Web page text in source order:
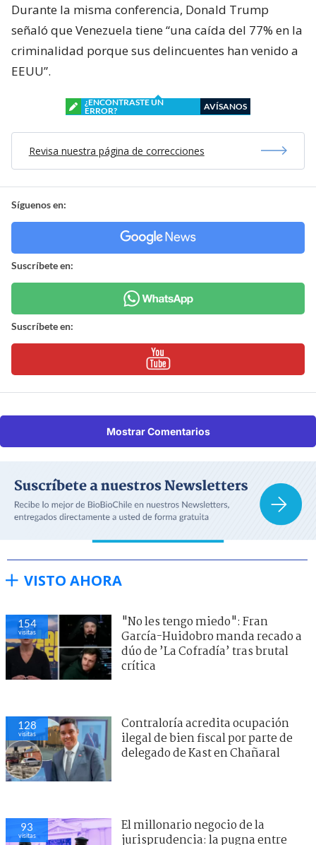
Durante la misma conferencia, Donald Trump
señaló que Venezuela tiene “una caída del 77% en la
criminalidad porque sus delincuentes han venido a
EEUU”.
¿ENCONTRASTE UN
ERROR?
AVÍSANOS
Revisa nuestra página de correcciones
Síguenos en:
Suscríbete en:
Suscríbete en:
Mostrar Comentarios
VISTO AHORA
154
visitas
"No les tengo miedo": Fran
García-Huidobro manda recado a
dúo de ’La Cofradía’ tras brutal
crítica
128
visitas
Contraloría acredita ocupación
ilegal de bien fiscal por parte de
delegado de Kast en Chañaral
93
visitas
El millonario negocio de la
jurisprudencia: la pugna entre